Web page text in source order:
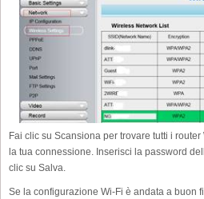
Fai clic su Scansiona per trovare tutti i
la tua connessione. Inserisci la password
clic su Salva.
Se la configurazione Wi-Fi è andata a buon